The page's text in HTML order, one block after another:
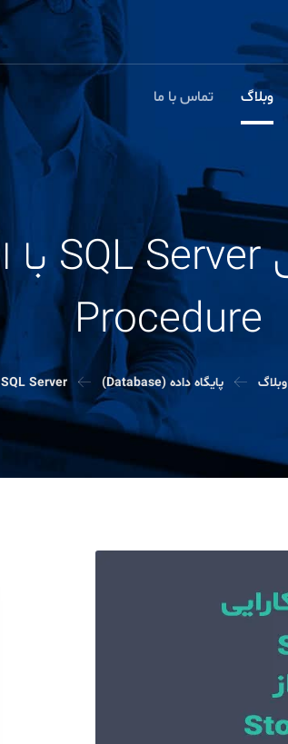
وبلاگ تماس با ما
Procedure
وبلاگ پایگاه داده (Database) SQL Server